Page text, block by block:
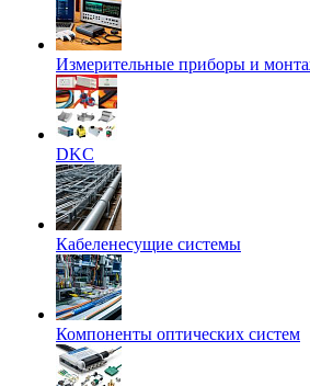
Измерительные приборы и
DKC
Кабеленесущие системы
Компоненты оптических систем